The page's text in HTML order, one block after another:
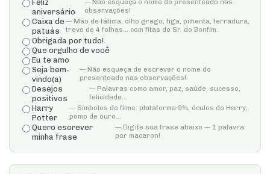
Feliz
aniversário
— Não esqueça o nome do presenteado nas
observações!
Caixa de
patuás
— Mão de fátima, olho grego, figa, pimenta, ferradura,
trevo de 4 folhas... com fitas do Sr. do Bonfim.
Obrigada por tudo!
Que orgulho de você
Eu te amo
Seja bem-
vindo(a)
— Não esqueça de escrever o nome do
presenteado nas observações!
Desejos
positivos
— Palavras como amor, paz, saúde, sucesso,
felicidade...
Harry
Potter
— Símbolos do filme: plataforma 9¾, óculos do Harry,
pomo de ouro...
Quero escrever
minha frase
— Digite sua frase abaixo — 1 palavra
por macaron!